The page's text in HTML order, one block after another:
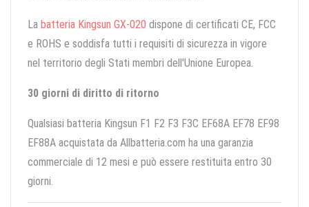
La batteria Kingsun GX-020 dispone di certificati CE, FCC
e ROHS e soddisfa tutti i requisiti di sicurezza in vigore
nel territorio degli Stati membri dell'Unione Europea.
30 giorni di diritto di ritorno
Qualsiasi batteria Kingsun F1 F2 F3 F3C EF68A EF78 EF98
EF88A acquistata da Allbatteria.com ha una garanzia
commerciale di 12 mesi e può essere restituita entro 30
giorni.